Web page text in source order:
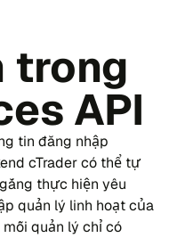
trong
API
tin đăng nhập
cTrader có thể tự
thực hiện yêu
quản lý linh hoạt của
quản lý chỉ có